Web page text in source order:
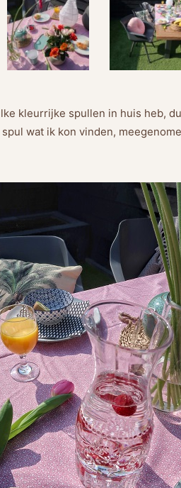
kleurrijke spullen in huis heb,
wat ik kon vinden,